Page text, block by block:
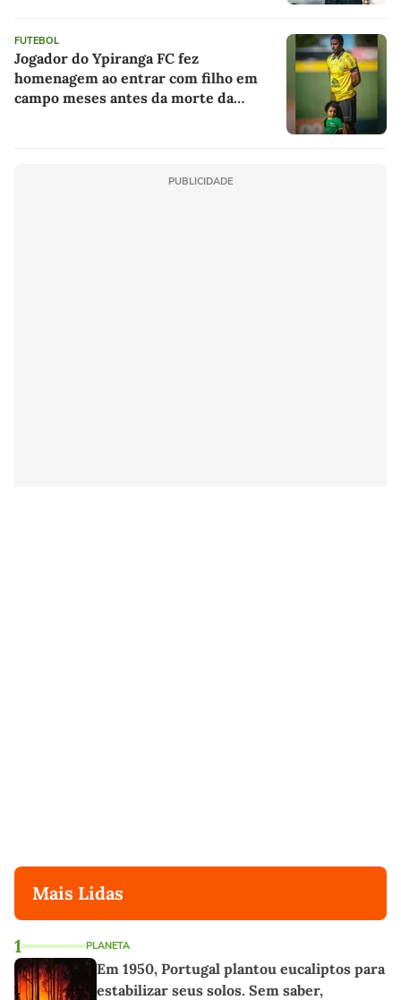
FUTEBOL
Jogador do Ypiranga FC fez
homenagem ao entrar com filho em
campo meses antes da morte da
PUBLICIDADE
Mais Lidas
1 PLANETA
Em 1950, Portugal plantou eucaliptos para
estabilizar seus solos. Sem saber,